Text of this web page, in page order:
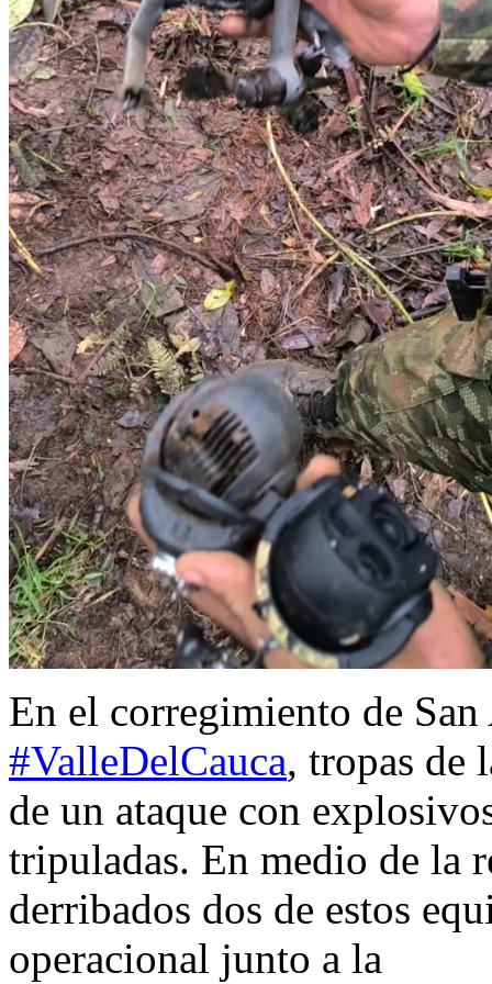
En el corregimiento de
#ValleDelCauca, tropas de
de un ataque con
tripuladas. En medio de la
derribados dos de estos
operacional junto a la